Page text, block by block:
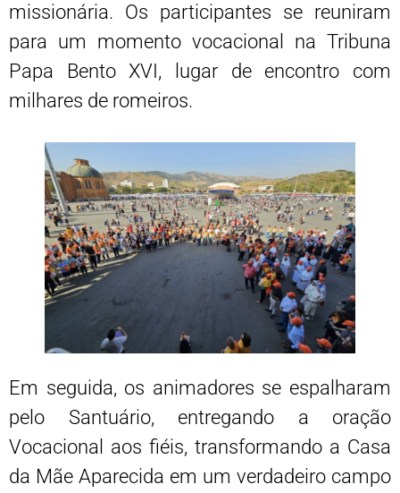
missionária. Os participantes se reuniram
para um momento vocacional na Tribuna
Papa Bento XVI, lugar de encontro com
milhares de romeiros.
Em seguida, os animadores se espalharam
pelo Santuário, entregando a oração
Vocacional aos fiéis, transformando a Casa
da Mãe Aparecida em um verdadeiro campo